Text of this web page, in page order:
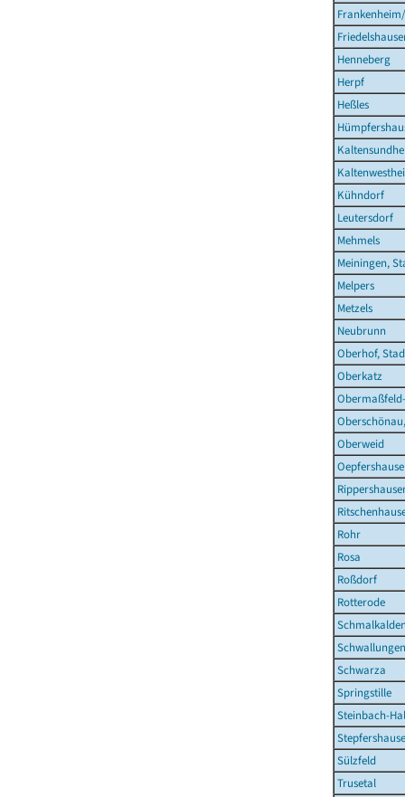
Henneberg
Herpf
Heßles
Kühndorf
Leutersdorf
Mehmels
Meiningen,
Melpers
Metzels
Neubrunn
Oberhof,
Oberkatz
Oberweid
Rohr
Rosa
Roßdorf
Rotterode
Schwallungen
Schwarza
Springstille
Steinbach-
Sülzfeld
Trusetal